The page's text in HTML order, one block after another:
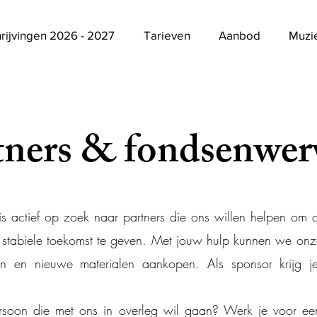
2026 - 2027 Tarieven Aanbod
&
actief op zoek naar partners die ons willen helpen om
toekomst te geven. Met jouw hulp kunnen we
en nieuwe materialen aankopen. Als sponsor
die met ons in overleg wil gaan? Werk je voor